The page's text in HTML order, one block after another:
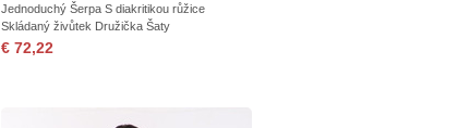
Jednoduchý Šerpa S diakritikou růžice
Skládaný živůtek Družička Šaty
€ 72,22